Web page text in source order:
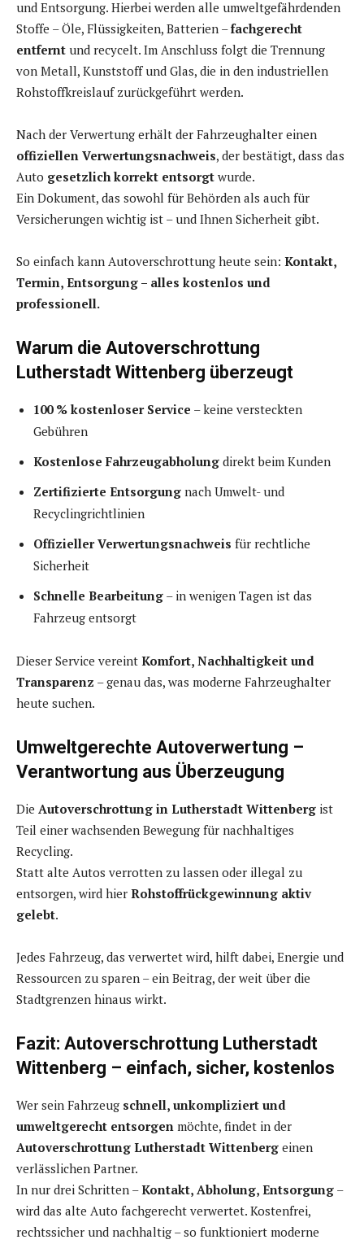
und Entsorgung. Hierbei werden alle umweltgefährdenden
Stoffe – Öle, Flüssigkeiten, Batterien –fachgerecht
entfernt und recycelt. Im Anschluss folgt die Trennung
von Metall, Kunststoff und Glas, die in den industriellen
Rohstoffkreislauf zurückgeführt werden.
Nach der Verwertung erhält der Fahrzeughalter einen
offiziellen Verwertungsnachweis, der bestätigt, dass das
Auto gesetzlich korrekt entsorgt wurde.
Ein Dokument, das sowohl für Behörden als auch für
Versicherungen wichtig ist – und Ihnen Sicherheit gibt.
So einfach kann Autoverschrottung heute sein: Kontakt,
Termin, Entsorgung – alles kostenlos und
professionell.
Warum die Autoverschrottung
Lutherstadt Wittenberg überzeugt
100 % kostenloser Service – keine versteckten
Gebühren
Kostenlose Fahrzeugabholung direkt beim Kunden
Zertifizierte Entsorgung nach Umwelt- und
Recyclingrichtlinien
Offizieller Verwertungsnachweis für rechtliche
Sicherheit
Schnelle Bearbeitung – in wenigen Tagen ist das
Fahrzeug entsorgt
Dieser Service vereint Komfort, Nachhaltigkeit und
Transparenz – genau das, was moderne Fahrzeughalter
heute suchen.
Umweltgerechte Autoverwertung –
Verantwortung aus Überzeugung
Die Autoverschrottung in Lutherstadt Wittenberg ist
Teil einer wachsenden Bewegung für nachhaltiges
Recycling.
Statt alte Autos verrotten zu lassen oder illegal zu
entsorgen, wird hier Rohstoffrückgewinnung aktiv
gelebt.
Jedes Fahrzeug, das verwertet wird, hilft dabei, Energie und
Ressourcen zu sparen – ein Beitrag, der weit über die
Stadtgrenzen hinaus wirkt.
Fazit: Autoverschrottung Lutherstadt
Wittenberg – einfach, sicher, kostenlos
Wer sein Fahrzeug schnell, unkompliziert und
umweltgerecht entsorgen möchte, findet in der
Autoverschrottung Lutherstadt Wittenberg einen
verlässlichen Partner.
In nur drei Schritten –Kontakt, Abholung, Entsorgung –
wird das alte Auto fachgerecht verwertet. Kostenfrei,
rechtssicher und nachhaltig – so funktioniert moderne